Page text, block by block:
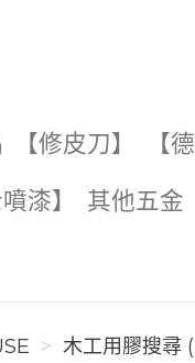
【修皮刀】 【
漆】 其他五金
木工用膠搜尋 (